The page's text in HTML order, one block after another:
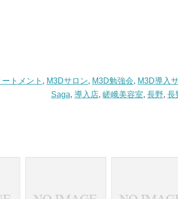
トメント , M3Dサロン, M3D勉強会, M3D導入
Saga, 導入店, 嵯峨美容室, 長野, 長